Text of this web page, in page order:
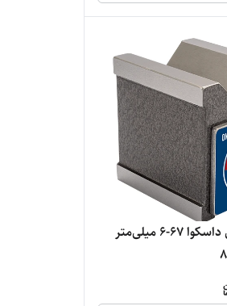
وی بلوک مگنتی داسکوا 67-6 میلی‌متر